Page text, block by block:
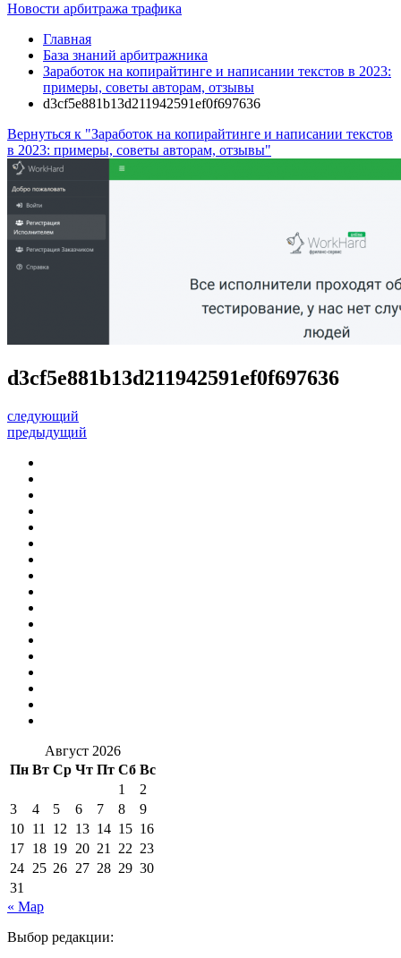
Новости арбитража трафика
Главная
База знаний арбитражника
Заработок на копирайтинге и написании текстов в 2023:
примеры, советы авторам, отзывы
d3cf5e881b13d211942591ef0f697636
Вернуться к "Заработок на копирайтинге и написании текстов
в 2023: примеры, советы авторам, отзывы"
d3cf5e881b13d211942591ef0f697636
следующий
предыдущий
Август 2026
Пн Вт Ср Чт Пт Сб Вс
1
2
3
4 5 6 7 8
9
10 11 12 13 14 15 16
17 18 19 20 21 22 23
24 25 26 27 28 29 30
31
« Мар
Выбор редакции: